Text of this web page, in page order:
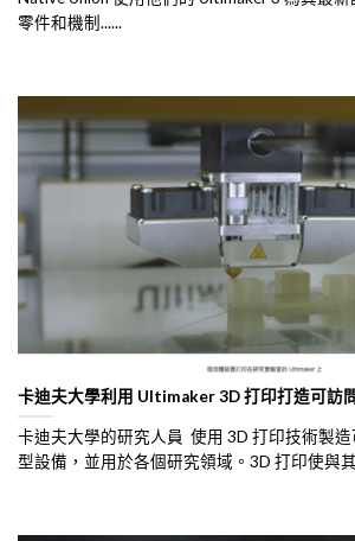
零件和機制......
卡迪夫大學利用 Ultimaker 3D 打印打造可訪
卡迪夫大學的研究人員 使用 3D 打印技術製
型設備，並用於各個研究領域。3D 打印使與其